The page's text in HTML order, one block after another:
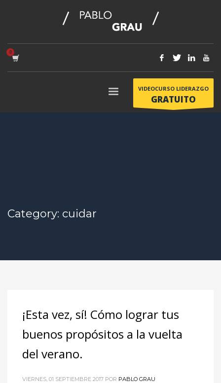
VIDEOCURSO LIDERAZGO
GRATUITO
Category: cuidar
¡Esta vez, sí! Cómo lograr tus
buenos propósitos a la vuelta
del verano.
VIERNES, 01 SEPTIEMBRE 2017 POR PABLO GRAU